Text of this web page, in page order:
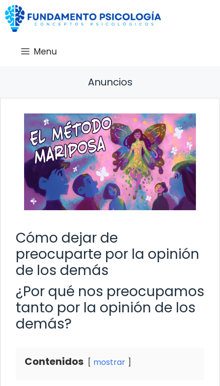
Saltar
al
contenido
Menu
Anuncios
Cómo dejar de
preocuparte por la opinión
de los demás
¿Por qué nos preocupamos
tanto por la opinión de los
demás?
Contenidos mostrar